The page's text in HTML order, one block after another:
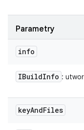
Parametry
info
IBuildInfo :
keyAndFiles